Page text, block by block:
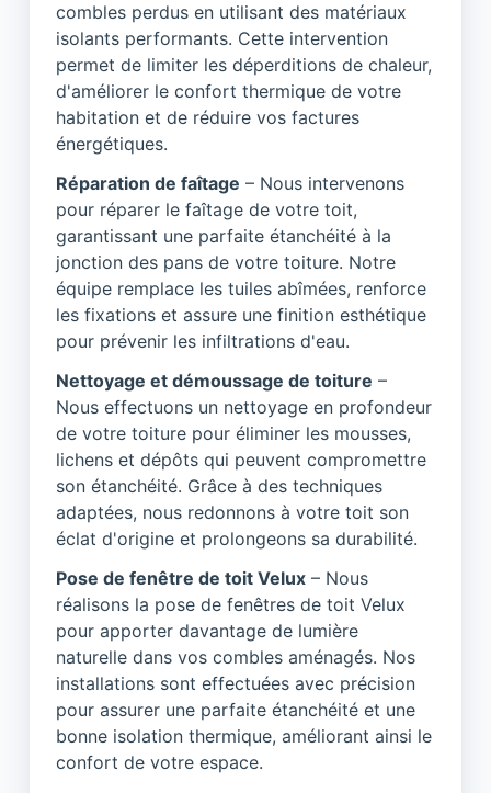
combles perdus en utilisant des matériaux
isolants performants. Cette intervention
permet de limiter les déperditions de chaleur,
d'améliorer le confort thermique de votre
habitation et de réduire vos factures
énergétiques.
Réparation de faîtage – Nous intervenons
pour réparer le faîtage de votre toit,
garantissant une parfaite étanchéité à la
jonction des pans de votre toiture. Notre
équipe remplace les tuiles abîmées, renforce
les fixations et assure une finition esthétique
pour prévenir les infiltrations d'eau.
Nettoyage et démoussage de toiture –
Nous effectuons un nettoyage en profondeur
de votre toiture pour éliminer les mousses,
lichens et dépôts qui peuvent compromettre
son étanchéité. Grâce à des techniques
adaptées, nous redonnons à votre toit son
éclat d'origine et prolongeons sa durabilité.
Pose de fenêtre de toit Velux – Nous
réalisons la pose de fenêtres de toit Velux
pour apporter davantage de lumière
naturelle dans vos combles aménagés. Nos
installations sont effectuées avec précision
pour assurer une parfaite étanchéité et une
bonne isolation thermique, améliorant ainsi le
confort de votre espace.